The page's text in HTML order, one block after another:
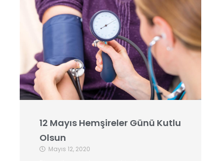
12 Mayıs Hemşireler Günü Kutlu
Olsun
Mayıs 12, 2020